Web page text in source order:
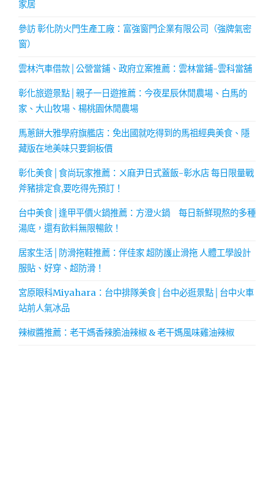
家居
參訪 彰化防火門生產工廠：富強窗門企業有限公司（強牌氣密
窗）
雲林汽車借款│公營當鋪、政府立案推薦：雲林當鋪-雲科當舖
彰化旅遊景點│親子一日遊推薦：今夜星辰休閒農場、白馬的
家、大山牧場、楊桃園休閒農場
馬蔥餅大雅學府旗艦店：免出國就吃得到的馬祖經典美食、隱
藏版在地美味只要銅板價
彰化美食│食尚玩家推薦：ㄨ麻尹日式蓋飯-彰水店 每日限量戰
斧豬排定食,要吃得先預訂！
台中美食│逢甲平價火鍋推薦：方澄火鍋 每日新鮮現熬的多種
湯底，還有飲料無限暢飲！
居家生活│防滑拖鞋推薦：伴佳家 超防護止滑拖 人體工學設計
服貼、好穿、超防滑！
宮原眼科Miyahara：台中排隊美食│台中必逛景點│台中火車
站前人氣冰品
辣椒醬推薦：老干媽香辣脆油辣椒 & 老干媽風味雞油辣椒